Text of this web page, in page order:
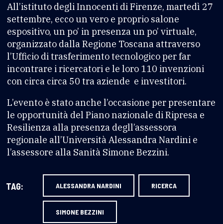
All’istituto degli Innocenti di Firenze, martedì 27
settembre, ecco un vero e proprio salone
espositivo, un po’ in presenza un po’ virtuale,
organizzato dalla Regione Toscana attraverso
l’Ufficio di trasferimento tecnologico per far
incontrare i ricercatori e le loro 110 invenzioni
con circa circa 50 tra aziende e investitori.
L’evento è stato anche l’occasione per presentare
le opportunità del Piano nazionale di Ripresa e
Resilienza alla presenza degll’assessora
regionale all’Università Alessandra Nardini e
l’assessore alla Sanità Simone Bezzini.
TAG: ALESSANDRA NARDINI RICERCA
SIMONE BEZZINI